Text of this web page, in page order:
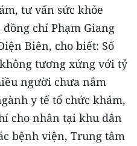
XÃ
tư vấn sức khỏe
chí Phạm Giang
Biên, cho biết: Số
tương xứng với tỷ
người chưa nắm
y tế tổ chức khám,
cho nhân tại khu dân
bệnh viện, Trung tâm